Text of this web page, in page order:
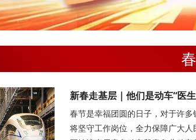
新春走基层｜他们是动车“医
春节是幸福团圆的日子，对于许
将坚守工作岗位，全力保障广大